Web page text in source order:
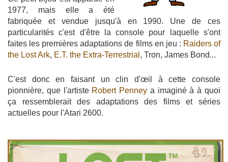
1977, mais elle a été
fabriquée et vendue jusqu'à en 1990. Une de ces
particularités c'est d'être la console pour laquelle s'ont
faites les premières adaptations de films en jeu : Raiders of
the Lost Ark, E.T. the Extra-Terrestrial , Tron, James Bond...
C'est donc en faisant un clin d'œil à cette console
pionnière, que l'artiste Robert Penney a imaginé à à quoi
ça ressemblerait des adaptations des films et séries
actuelles pour l'Atari 2600.